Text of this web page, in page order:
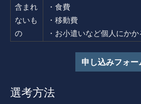
含まれ
ないも
の
・食費
・移動費
・お小遣いなど個人にか
申し込みフォー
選考方法